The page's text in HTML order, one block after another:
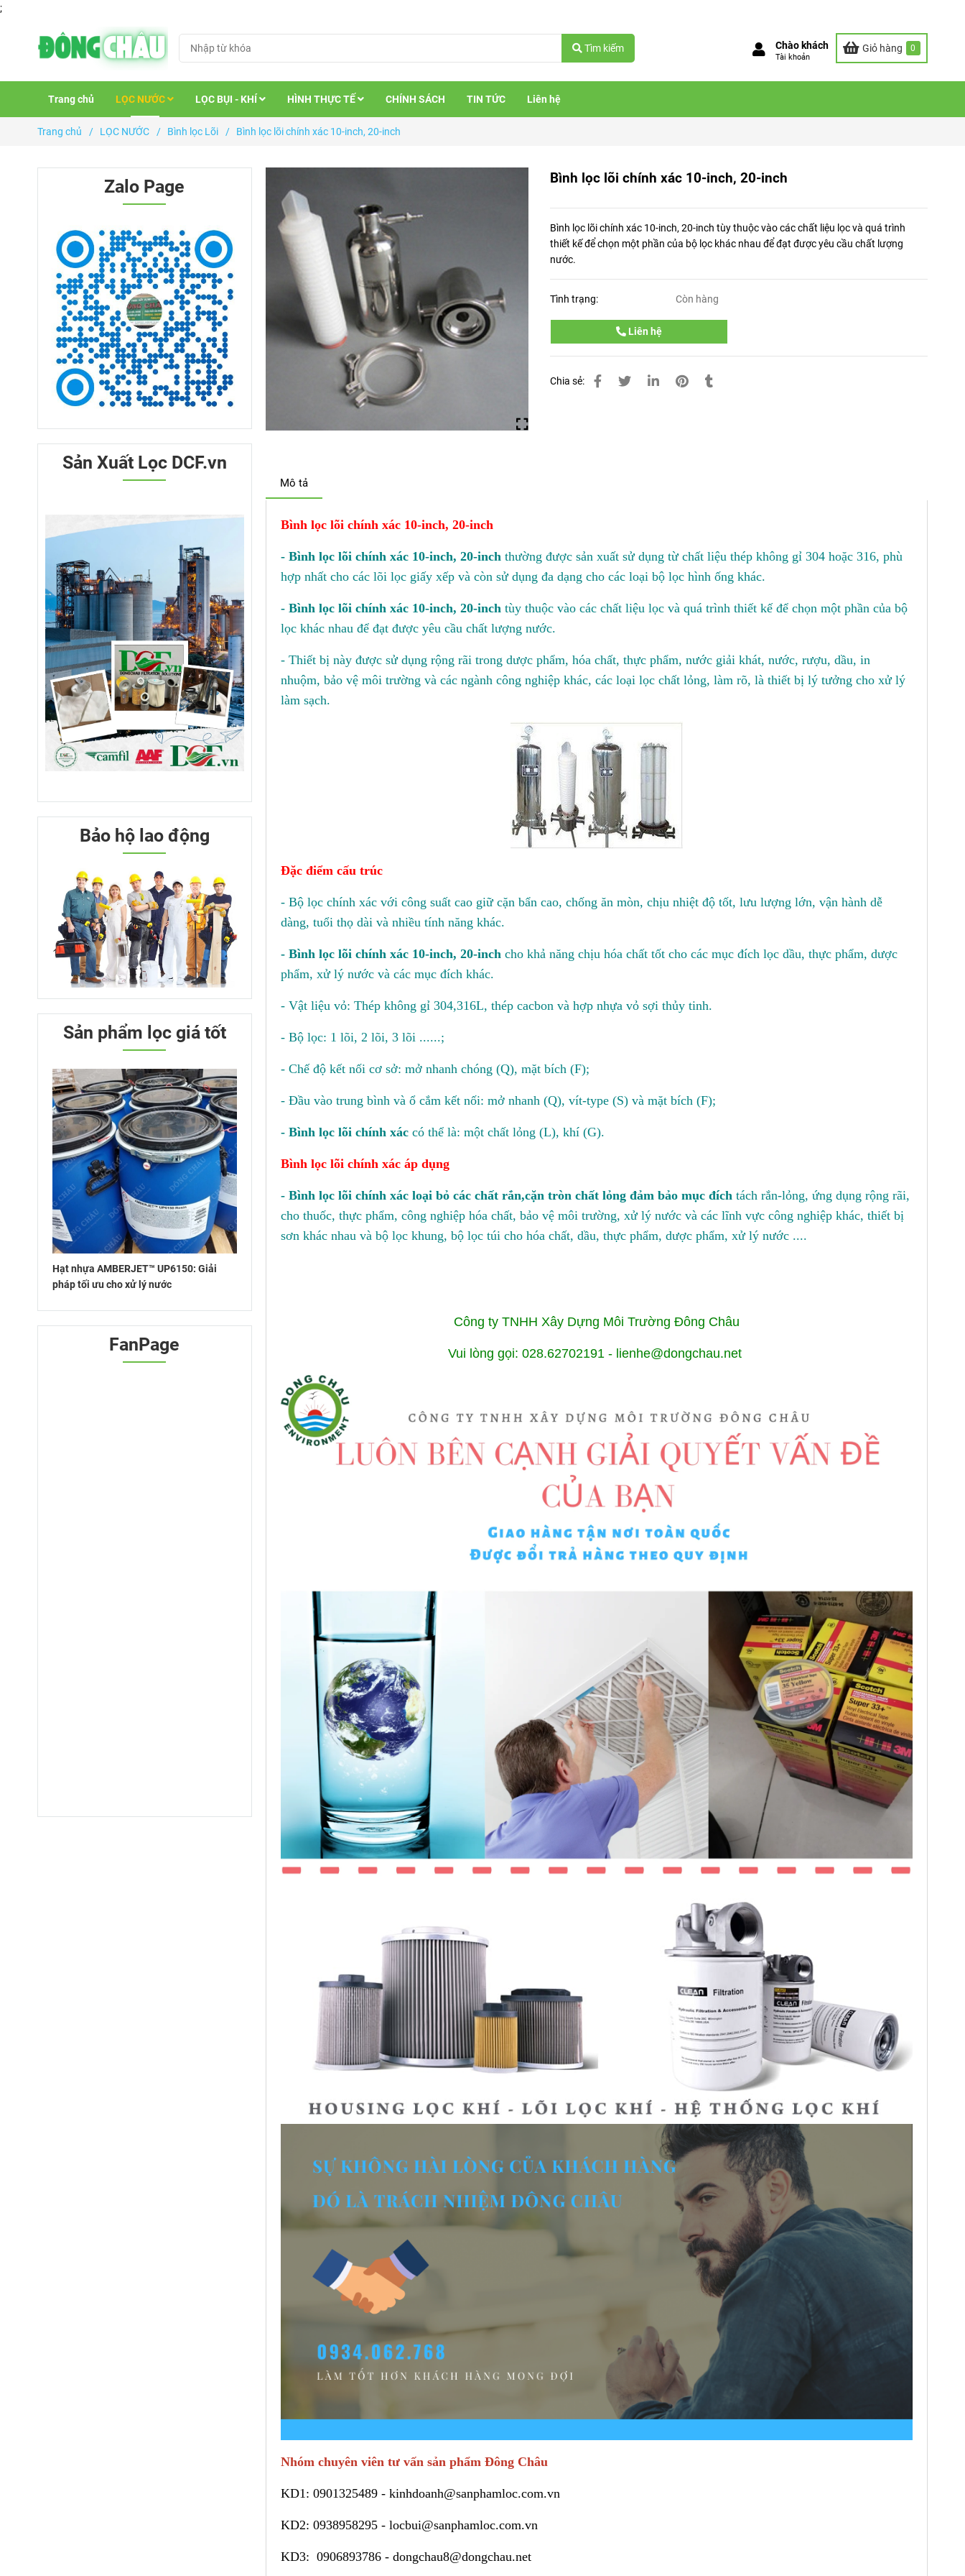
;
Tìm kiếm Chào khách
Tài khoản
Giỏ hàng 0
Trang chủ LỌC NƯỚC LỌC BỤI - KHÍ HÌNH THỰC TẾ CHÍNH SÁCH TIN TỨC Liên hệ
Trang chủ / LỌC NƯỚC / Bình lọc Lõi / Bình lọc lõi chính xác 10-inch, 20-inch
Bình lọc lõi chính xác 10-inch, 20-inch
Bình lọc lõi chính xác 10-inch, 20-inch tùy thuộc vào các chất liệu lọc và quá trình
thiết kế để chọn một phần của bộ lọc khác nhau để đạt được yêu cầu chất lượng
nước.
Tình trạng: Còn hàng
Liên hệ
Chia sẻ:
Mô tả
Bình lọc lõi chính xác 10-inch, 20-inch
- Bình lọc lõi chính xác 10-inch, 20-inch thường được sản xuất sử dụng từ chất liệu thép không gỉ 304 hoặc 316, phù
hợp nhất cho các lõi lọc giấy xếp và còn sử dụng đa dạng cho các loại bộ lọc hình ống khác.
- Bình lọc lõi chính xác 10-inch, 20-inch tùy thuộc vào các chất liệu lọc và quá trình thiết kế để chọn một phần của bộ
lọc khác nhau để đạt được yêu cầu chất lượng nước.
- Thiết bị này được sử dụng rộng rãi trong dược phẩm, hóa chất, thực phẩm, nước giải khát, nước, rượu, dầu, in
nhuộm, bảo vệ môi trường và các ngành công nghiệp khác, các loại lọc chất lỏng, làm rõ, là thiết bị lý tưởng cho xử lý
làm sạch.
Đặc điểm cấu trúc
- Bộ lọc chính xác với công suất cao giữ cặn bẩn cao, chống ăn mòn, chịu nhiệt độ tốt, lưu lượng lớn, vận hành dễ
dàng, tuổi thọ dài và nhiều tính năng khác.
- Bình lọc lõi chính xác 10-inch, 20-inch cho khả năng chịu hóa chất tốt cho các mục đích lọc dầu, thực phẩm, dược
phẩm, xử lý nước và các mục đích khác.
- Vật liệu vỏ: Thép không gỉ 304,316L, thép cacbon và hợp nhựa vỏ sợi thủy tinh.
- Bộ lọc: 1 lõi, 2 lõi, 3 lõi ......;
- Chế độ kết nối cơ sở: mở nhanh chóng (Q), mặt bích (F);
- Đầu vào trung bình và ổ cắm kết nối: mở nhanh (Q), vít-type (S) và mặt bích (F);
- Bình lọc lõi chính xác có thể là: một chất lỏng (L), khí (G).
Bình lọc lõi chính xác áp dụng
- Bình lọc lõi chính xác loại bỏ các chất rắn,cặn tròn chất lỏng đảm bảo mục đíchtách rắn-lỏng, ứng dụng rộng rãi,
cho thuốc, thực phẩm, công nghiệp hóa chất, bảo vệ môi trường, xử lý nước và các lĩnh vực công nghiệp khác, thiết bị
sơn khác nhau và bộ lọc khung, bộ lọc túi cho hóa chất, dầu, thực phẩm, dược phẩm, xử lý nước ....
Công ty TNHH Xây Dựng Môi Trường Đông Châu
Vui lòng gọi: 028.62702191 - lienhe@dongchau.net
Nhóm chuyên viên tư vấn sản phẩm Đông Châu
KD1: 0901325489- kinhdoanh@sanphamloc.com.vn
KD2: 0938958295- locbui@sanphamloc.com.vn
KD3: 0906893786- dongchau8@dongchau.net
Zalo Page
Sản Xuất Lọc DCF.vn
Bảo hộ lao động
Sản phẩm lọc giá tốt
Hạt nhựa AMBERJET™ UP6150: Giải
pháp tối ưu cho xử lý nước
FanPage